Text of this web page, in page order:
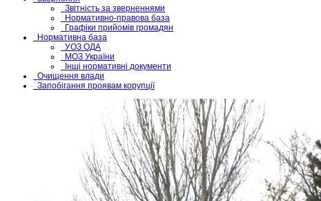
Звітність за зверненнями
Нормативно-правова база
Графіки прийомів громадян
Нормативна база
УОЗ ОДА
МОЗ України
Інші нормативні документи
Очищення влади
Запобігання проявам корупції